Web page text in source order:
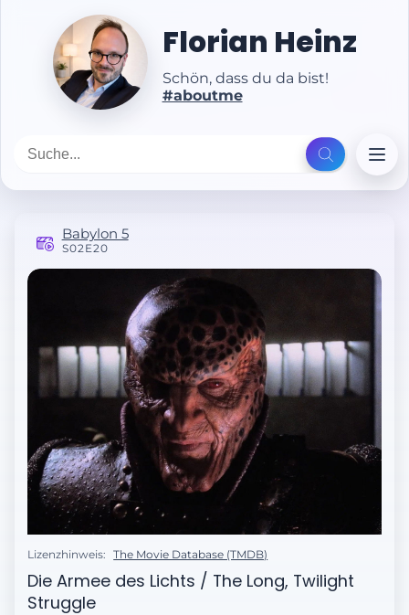
Florian Heinz
Schön, dass du da bist!
#aboutme
Babylon 5
S02E20
Lizenzhinweis: The Movie Database (TMDB)
Die Armee des Lichts / The Long, Twilight
Struggle